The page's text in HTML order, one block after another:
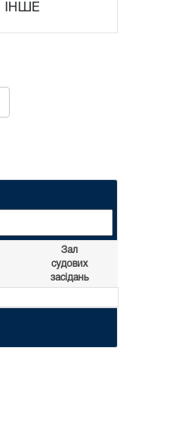
ІНШЕ
Зал
судових
засідань